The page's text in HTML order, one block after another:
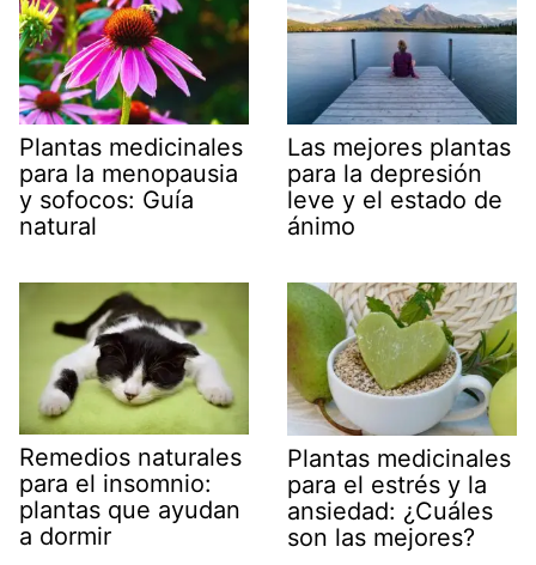
Plantas medicinales
para la menopausia
y sofocos: Guía
natural
Las mejores plantas
para la depresión
leve y el estado de
ánimo
Remedios naturales
para el insomnio:
plantas que ayudan
a dormir
Plantas medicinales
para el estrés y la
ansiedad: ¿Cuáles
son las mejores?